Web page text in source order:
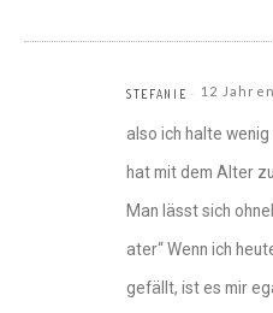
STEFANIE 12
also ich halte
hat mit dem Alter zu
Man lässt sich
ater“ Wenn ich
gefällt, ist es mir